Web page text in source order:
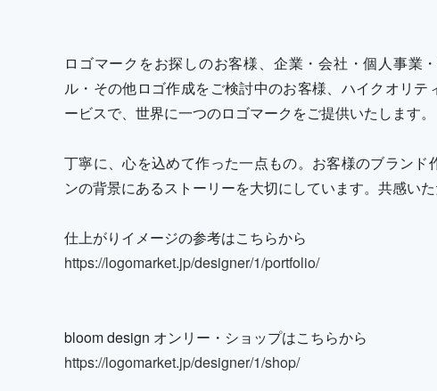
ロゴマークをお探しのお客様、企業・会社・個人事業
ル・その他ロゴ作成をご検討中のお客様、ハイクオリ
ービスで、世界に一つのロゴマークをご提供いたします。
丁寧に、心を込めて作った一点もの。お客様のブランド
ンの背景にあるストーリーを大切にしています。共感いた
仕上がりイメージの参考はこちらから
https://logomarket.jp/designer/1/portfolio/
bloom design オンリー・ショップはこちらから
https://logomarket.jp/designer/1/shop/